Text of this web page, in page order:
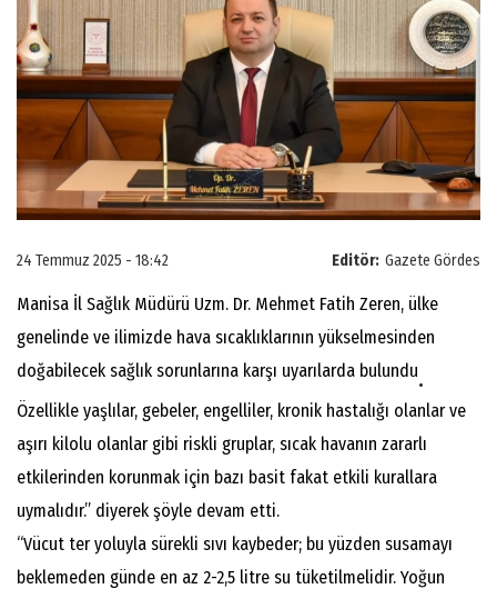
Editör: Gazete Gördes
24 Temmuz 2025 - 18:42
Manisa İl Sağlık Müdürü Uzm. Dr. Mehmet Fatih Zeren, ülke
genelinde ve ilimizde hava sıcaklıklarının yükselmesinden
doğabilecek sağlık sorunlarına karşı uyarılarda bulundu.
Özellikle yaşlılar, gebeler, engelliler, kronik hastalığı olanlar ve
aşırı kilolu olanlar gibi riskli gruplar, sıcak havanın zararlı
etkilerinden korunmak için bazı basit fakat etkili kurallara
uymalıdır.” diyerek şöyle devam etti.
“Vücut ter yoluyla sürekli sıvı kaybeder; bu yüzden susamayı
beklemeden günde en az 2-2,5 litre su tüketilmelidir. Yoğun